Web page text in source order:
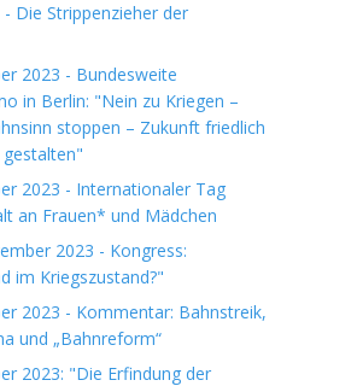
Die Strippenzieher der
2023 - Bundesweite
in Berlin: "Nein zu Kriegen –
stoppen – Zukunft friedlich
2023 - Internationaler Tag
an Frauen* und Mädchen
2023 - Kongress:
im Kriegszustand?"
2023 - Kommentar: Bahnstreik,
und „Bahnreform“
2023: "Die Erfindung der